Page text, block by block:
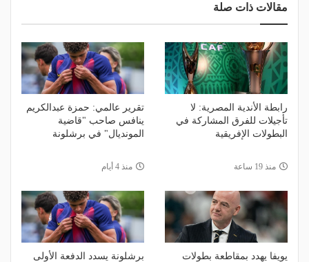
مقالات ذات صلة
رابطة الأندية المصرية: لا
تأجيلات للفرق المشاركة في
البطولات الإفريقية
منذ 19 ساعة
تقرير عالمي: حمزة عبدالكريم
ينافس صاحب "قاضية
المونديال" في برشلونة
منذ 4 أيام
يويفا يهدد بمقاطعة بطولات
برشلونة يسدد الدفعة الأولى